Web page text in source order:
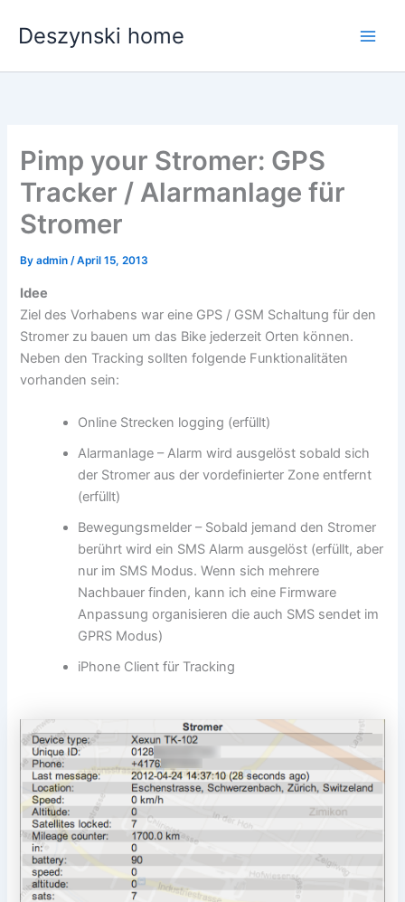
Deszynski home
Pimp your Stromer: GPS
Tracker / Alarmanlage für
Stromer
Byadmin/April 15, 2013
Idee
Ziel des Vorhabens war eine GPS / GSM Schaltung für den
Stromer zu bauen um das Bike jederzeit Orten können.
Neben den Tracking sollten folgende Funktionalitäten
vorhanden sein:
Online Strecken logging (erfüllt)
Alarmanlage – Alarm wird ausgelöst sobald sich
der Stromer aus der vordefinierter Zone entfernt
(erfüllt)
Bewegungsmelder – Sobald jemand den Stromer
berührt wird ein SMS Alarm ausgelöst (erfüllt, aber
nur im SMS Modus. Wenn sich mehrere
Nachbauer finden, kann ich eine Firmware
Anpassung organisieren die auch SMS sendet im
GPRS Modus)
iPhone Client für Tracking